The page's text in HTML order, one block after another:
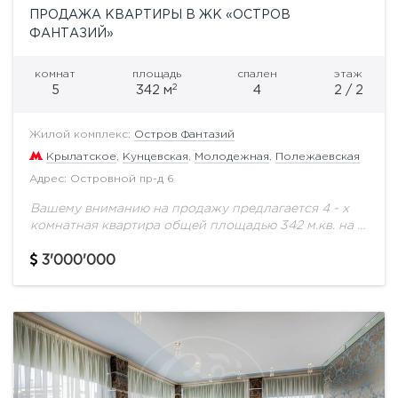
ПРОДАЖА КВАРТИРЫ В ЖК «ОСТРОВ
ФАНТАЗИЙ»
комнат
5
площадь
342 м2
спален
4
этаж
2 / 2
Жилой комплекс: Остров Фантазий
Крылатское Кунцевская Молодежная Полежаевская
Адрес: Островной пр-д 6
Вашему вниманию на продажу предлагается 4 - х
комнатная квартира общей площадью 342 м.кв. на 2
комнатами; Кабинет; Игровая комната; Бильярдная...
3'000'000